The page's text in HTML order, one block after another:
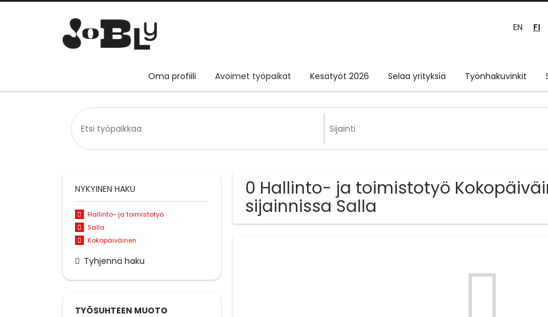
EN FI
Oma profiili Avoimet työpaikat Kesätyöt 2026 Selaa yrityksiä Työnhakuvinkit
0 Hallinto- ja toimistotyö
sijainnissa Salla
NYKYINEN HAKU
Hallinto- ja toimistotyö
Salla
Kokopäiväinen
Tyhjennä haku
TYÖSUHTEEN MUOTO